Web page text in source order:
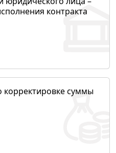
контракта
суммы